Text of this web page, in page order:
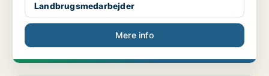
Landbrugsmedarbejder
Mere info